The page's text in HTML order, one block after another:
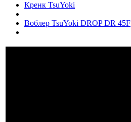
Кренк TsuYoki
Воблер TsuYoki DROP DR 45F